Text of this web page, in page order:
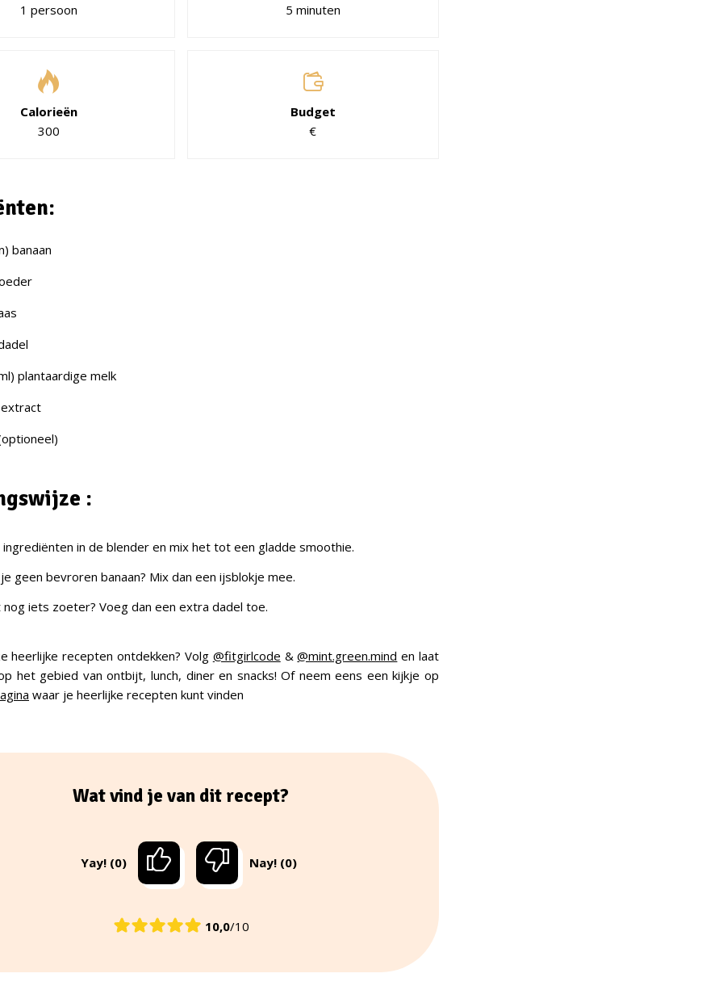
1 persoon
5 minuten
Calorieën
300
Budget
€
banaan
plantaardige melk
:
ingrediënten in de blender en mix het tot een gladde smoothie.
geen bevroren banaan? Mix dan een ijsblokje mee.
nog iets zoeter? Voeg dan een extra dadel toe.
heerlijke recepten ontdekken? Volg @fitgirlcode &@mint.green.mind en laat
het gebied van ontbijt, lunch, diner en snacks! Of neem eens een kijkje op
waar je heerlijke recepten kunt vinden
Wat vind je van dit recept?
Yay! (0) Nay! (0)
10,0/10